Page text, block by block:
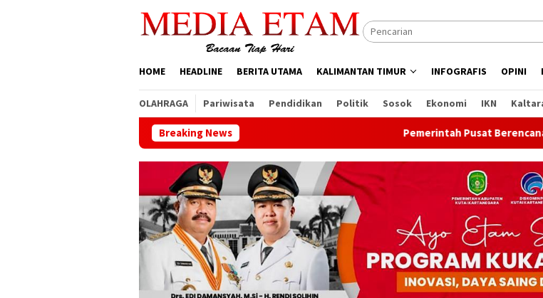
HOME HEADLINE BERITA UTAMA KALIMANTAN TIMUR INFOGRAFIS OPINI
OLAHRAGA Pariwisata Pendidikan Politik Sosok Ekonomi IKN
Breaking News Pemerintah Pusat Berencana Buka 13